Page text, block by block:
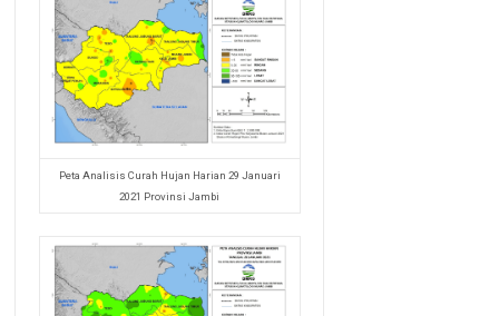
Peta Analisis Curah Hujan Harian 29 Januari
2021 Provinsi Jambi